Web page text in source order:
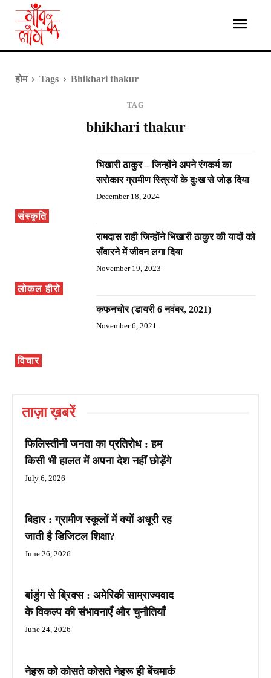
होम Tags Bhikhari thakur
TAG
bhikhari thakur
संस्कृति
भिखारी ठाकुर – जिन्होंने अपने रंगकर्म का
सरोकार ग्रामीण स्त्रियों के दुःख से जोड़ दिया
December 18, 2024
लोकल हीरो
रामदास राही जिन्होंने भिखारी ठाकुर की यादों को
सँवारने में जीवन लगा दिया
November 19, 2023
विचार
कफनचोर (डायरी 6 नवंबर, 2021)
November 6, 2021
ताज़ा ख़बरें
फिलिस्तीनी जनता का प्रतिरोध : हम
किसी भी हालत में अपना देश नहीं छोड़ेंगे
July 6, 2026
बिहार : ग्रामीण स्कूलों में क्यों अधूरी रह
जाती है डिजिटल शिक्षा?
June 26, 2026
बांडुंग से ब्रिक्स : अमेरिकी साम्राज्यवाद
के विकल्प की संभावनाएँ और चुनौतियाँ
June 24, 2026
नेहरू को कोसते कोसते नेहरू ही बेंचमार्क